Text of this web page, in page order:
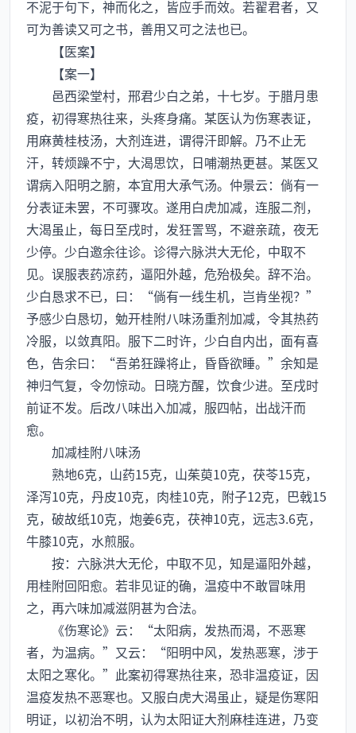
不泥于句下，神而化之，皆应手而效。若翟君者，又
可为善读又可之书，善用又可之法也已。
【医案】
【案一】
邑西梁堂村，邢君少白之弟，十七岁。于腊月患
疫，初得寒热往来，头疼身痛。某医认为伤寒表证，
用麻黄桂枝汤，大剂连进，谓得汗即解。乃不止无
汗，转烦躁不宁，大渴思饮，日哺潮热更甚。某医又
谓病入阳明之腑，本宜用大承气汤。仲景云：倘有一
分表证未罢，不可骤攻。遂用白虎加减，连服二剂，
大渴虽止，每日至戌时，发狂詈骂，不避亲疏，夜无
少停。少白邀余往诊。诊得六脉洪大无伦，中取不
见。误服表药凉药，逼阳外越，危殆极矣。辞不治。
少白恳求不已，曰：“倘有一线生机，岂肯坐视？”
予感少白恳切，勉开桂附八味汤重剂加减，令其热药
冷服，以敛真阳。服下二时许，少白自内出，面有喜
色，告余曰：“吾弟狂躁将止，昏昏欲睡。”余知是
神归气复，令勿惊动。日晓方醒，饮食少进。至戌时
前证不发。后改八味出入加减，服四帖，出战汗而
愈。
加减桂附八味汤
熟地6克，山药15克，山茱萸10克，茯苓15克，
泽泻10克，丹皮10克，肉桂10克，附子12克，巴戟15
克，破故纸10克，炮姜6克，茯神10克，远志3.6克，
牛膝10克，水煎服。
按：六脉洪大无伦，中取不见，知是逼阳外越，
用桂附回阳愈。若非见证的确，温疫中不敢冒味用
之，再六味加减滋阴甚为合法。
《伤寒论》云：“太阳病，发热而渴，不恶寒
者，为温病。”又云：“阳明中风，发热恶寒，涉于
太阳之寒化。”此案初得寒热往来，恐非温疫证，因
温疫发热不恶寒也。又服白虎大渴虽止，疑是伤寒阳
明证，以初治不明，认为太阳证大剂麻桂连进，乃变